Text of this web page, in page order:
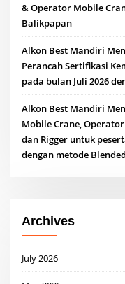
& Operator Mobile
Balikpapan
Alkon Best Mandiri
Perancah Sertifikasi
pada bulan Juli 2026
Alkon Best Mandiri
Mobile Crane,
dan Rigger untuk
dengan metode
Archives
July 2026